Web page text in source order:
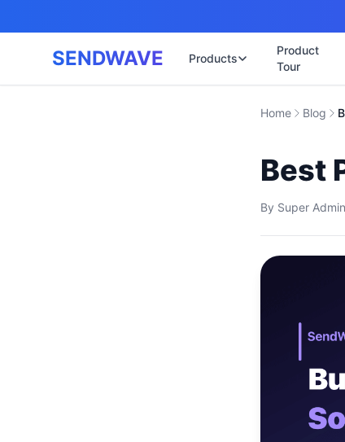
SENDWAVE Products
Product
Tour
⚡
เ
เ
เ
Home
Blog
Best
By Super Admin